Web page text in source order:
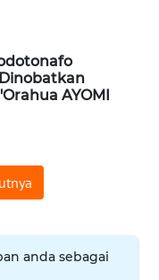
AYOMI
anda sebagai